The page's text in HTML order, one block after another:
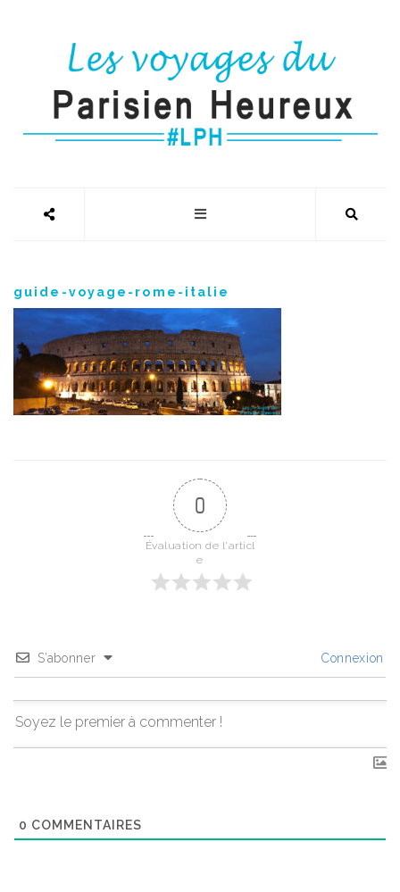
guide-voyage-rome-italie
0
Évaluation de l'articl
e
S’abonner Connexion
0 COMMENTAIRES